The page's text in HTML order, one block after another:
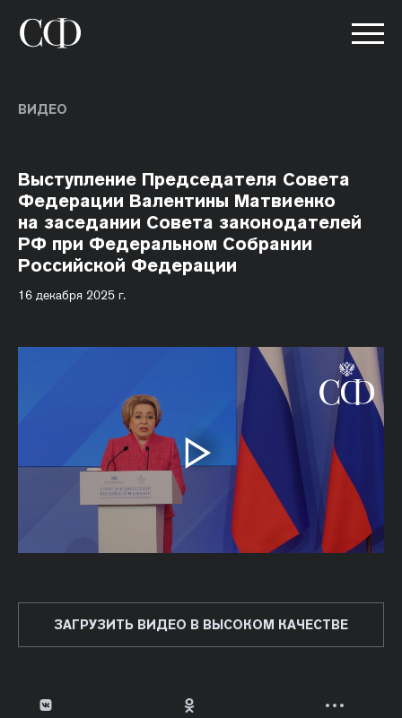
ВИДЕО
Выступление Председателя Совета
Федерации Валентины Матвиенко
на заседании Совета законодателей
РФ при Федеральном Собрании
Российской Федерации
16 декабря 2025 г.
ЗАГРУЗИТЬ ВИДЕО В ВЫСОКОМ КАЧЕСТВЕ